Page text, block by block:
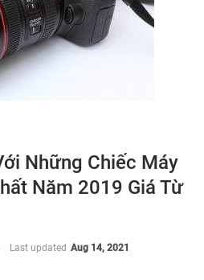
Những Chiếc Máy
Năm 2019 Giá Từ
Last updated Aug 14, 2021